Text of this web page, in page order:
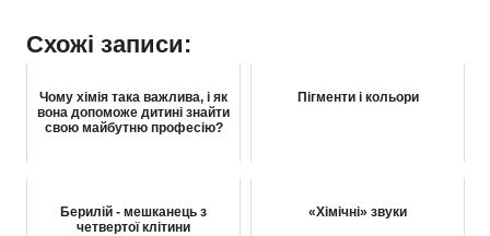
Схожі записи:
Чому хімія така важлива, і як
вона допоможе дитині знайти
свою майбутню професію?
Пігменти і кольори
Берилій - мешканець з
четвертої клітини
«Хімічні» звуки